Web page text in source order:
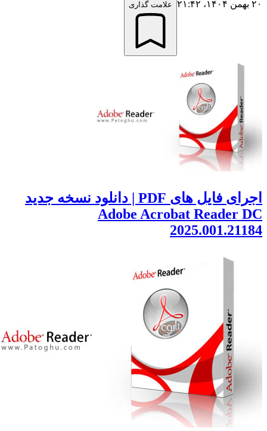
علامت گذاری
اجرای فایل های PDF | دانلود نسخه جدید
Adobe Acrobat Reader